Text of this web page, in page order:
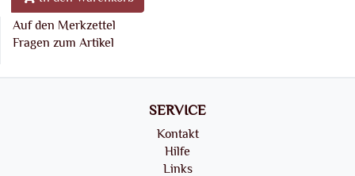
Auf den Merkzettel
Fragen zum Artikel
SERVICE
Kontakt
Hilfe
Links